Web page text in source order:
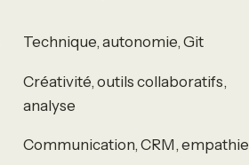
Technique, autonomie, Git
Créativité, outils collaboratifs,
analyse
Communication, CRM, empathie